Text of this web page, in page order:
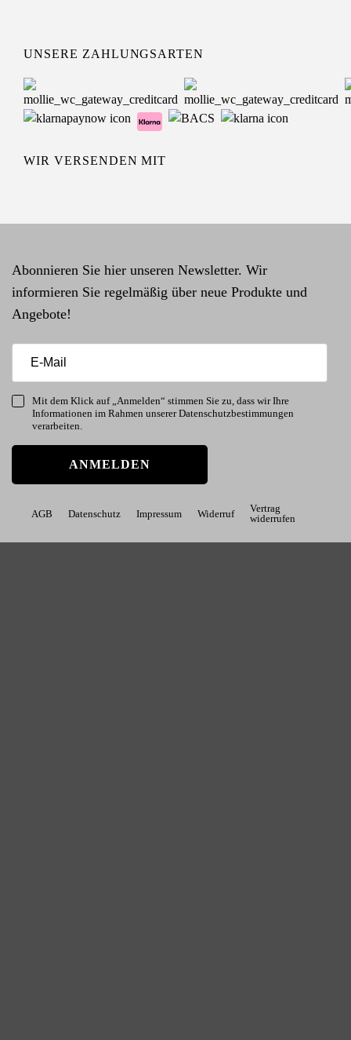
UNSERE ZAHLUNGSARTEN
WIR VERSENDEN MIT
Abonnieren Sie hier unseren Newsletter. Wir
informieren Sie regelmäßig über neue Produkte und
Angebote!
Mit dem Klick auf „Anmelden“ stimmen Sie zu, dass wir Ihre
Informationen im Rahmen unserer Datenschutzbestimmungen
verarbeiten.
ANMELDEN
AGB Datenschutz Impressum Widerruf
Vertrag
widerrufen